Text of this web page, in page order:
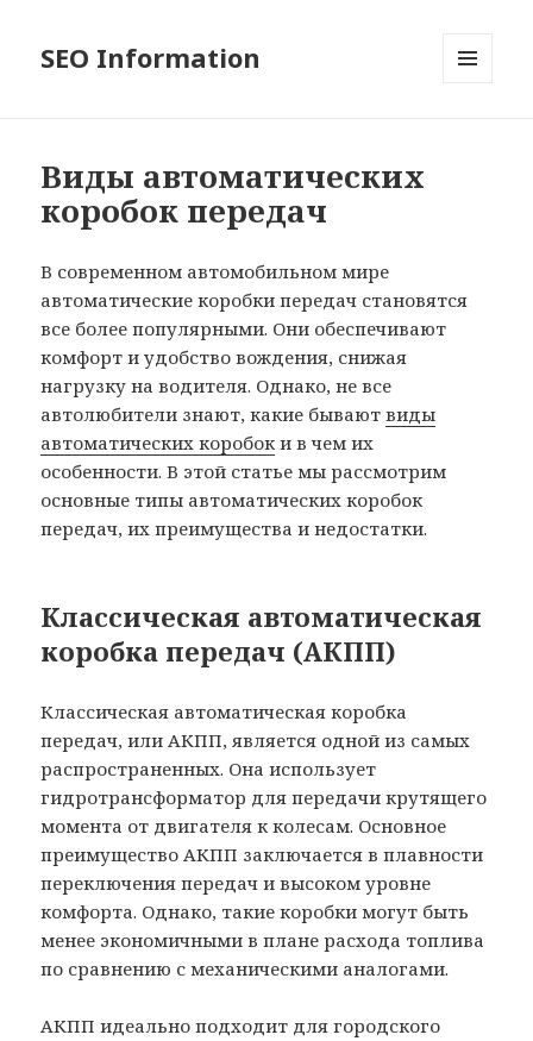
SEO Information
Виды автоматических
коробок передач
В современном автомобильном мире
автоматические коробки передач становятся
все более популярными. Они обеспечивают
комфорт и удобство вождения, снижая
нагрузку на водителя. Однако, не все
автолюбители знают, какие бываютвиды
автоматических коробок и в чем их
особенности. В этой статье мы рассмотрим
основные типы автоматических коробок
передач, их преимущества и недостатки.
Классическая автоматическая
коробка передач (АКПП)
Классическая автоматическая коробка
передач, или АКПП, является одной из самых
распространенных. Она использует
гидротрансформатор для передачи крутящего
момента от двигателя к колесам. Основное
преимущество АКПП заключается в плавности
переключения передач и высоком уровне
комфорта. Однако, такие коробки могут быть
менее экономичными в плане расхода топлива
по сравнению с механическими аналогами.
АКПП идеально подходит для городского